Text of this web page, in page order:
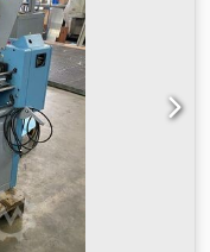
repor och
oss för att få ett
29,7 cm (11,7 tum)
91,44 cm (36 tum)
till 45,72 cm (18
till 50–70
 Upplösning:
59 136 (14
 Färger: